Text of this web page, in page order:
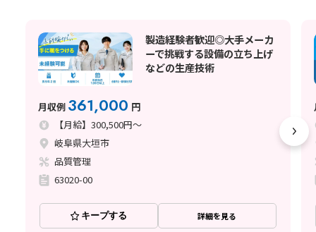
製造経験者歓迎◎大手メーカ
ーで挑戦する設備の立ち上げ
などの生産技術
月収例 361,000 円
【月給】300,500円～
岐阜県大垣市
品質管理
63020-00
キープする 詳細を見る